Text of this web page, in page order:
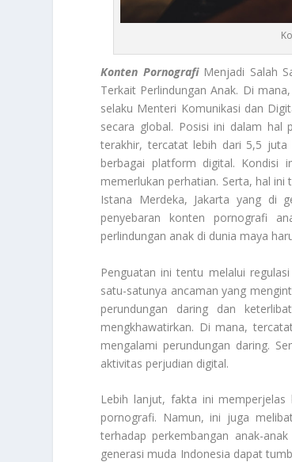
Konten PornografiMenjadi Salah
Terkait Perlindungan Anak. Di
selaku Menteri Komunikasi dan
secara global. Posisi ini dalam hal
terakhir, tercatat lebih dari 5,5 juta
berbagai platform digital. Kondisi
memerlukan perhatian. Serta, hal
Istana Merdeka, Jakarta yang di
penyebaran konten pornografi
perlindungan anak di dunia maya
Penguatan ini tentu melalui
satu-satunya ancaman yang
perundungan daring dan
mengkhawatirkan. Di mana,
mengalami perundungan daring.
aktivitas perjudian digital.
Lebih lanjut, fakta ini
pornografi. Namun, ini juga
terhadap perkembangan anak-
generasi muda Indonesia dapat